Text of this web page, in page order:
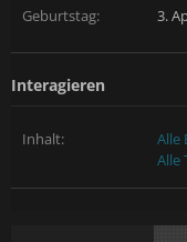
Geburtstag: 3.
Interagieren
Inhalt:
Alle
Alle